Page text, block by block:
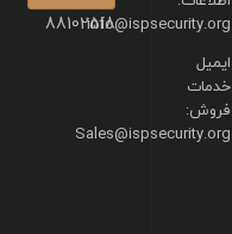
88102518info@ispsecurity.org
ایمیل
خدمات
فروش:
Sales@ispsecurity.org